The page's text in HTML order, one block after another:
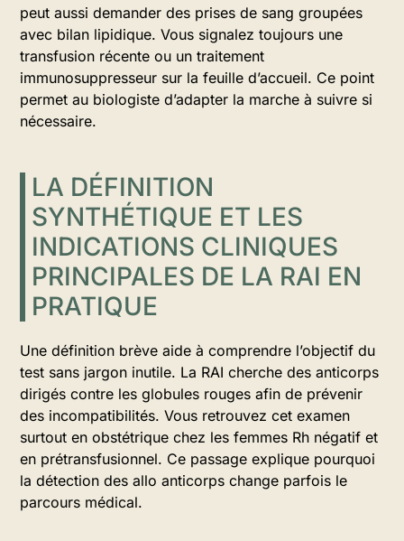
peut aussi demander des prises de sang groupées
avec bilan lipidique. Vous signalez toujours une
transfusion récente ou un traitement
immunosuppresseur sur la feuille d’accueil. Ce point
permet au biologiste d’adapter la marche à suivre si
nécessaire.
LA DÉFINITION
SYNTHÉTIQUE ET LES
INDICATIONS CLINIQUES
PRINCIPALES DE LA RAI EN
PRATIQUE
Une définition brève aide à comprendre l’objectif du
test sans jargon inutile. La RAI cherche des anticorps
dirigés contre les globules rouges afin de prévenir
des incompatibilités. Vous retrouvez cet examen
surtout en obstétrique chez les femmes Rh négatif et
en prétransfusionnel. Ce passage explique pourquoi
la détection des allo anticorps change parfois le
parcours médical.